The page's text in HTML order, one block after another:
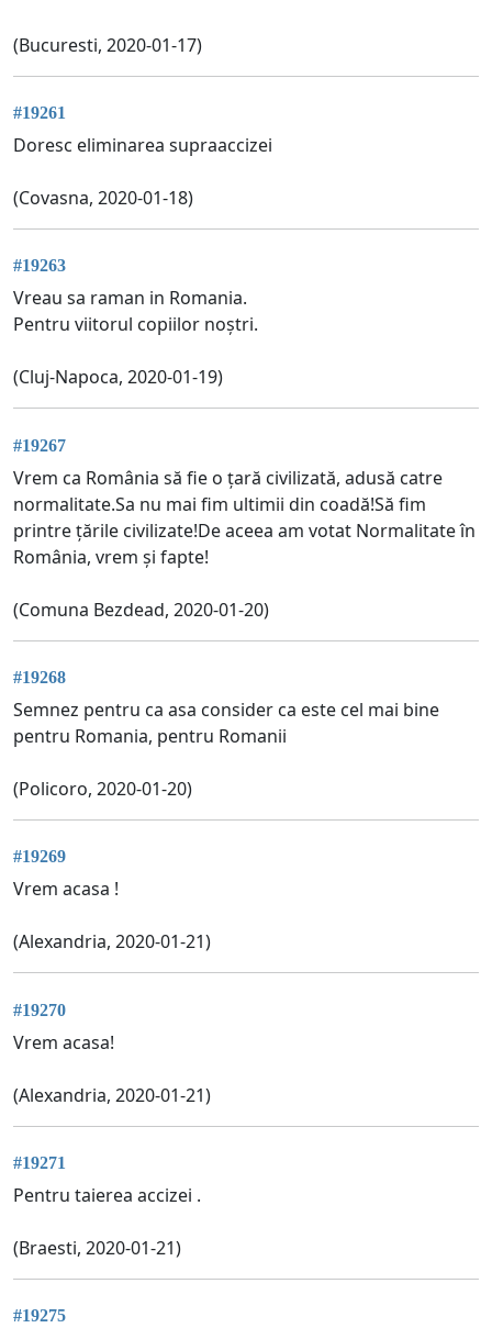
(Bucuresti, 2020-01-17)
#19261
Doresc eliminarea supraaccizei
(Covasna, 2020-01-18)
#19263
Vreau sa raman in Romania.
Pentru viitorul copiilor noștri.
(Cluj-Napoca, 2020-01-19)
#19267
Vrem ca România să fie o țară civilizată, adusă catre
normalitate.Sa nu mai fim ultimii din coadă!Să fim
printre țările civilizate!De aceea am votat Normalitate în
România, vrem și fapte!
(Comuna Bezdead, 2020-01-20)
#19268
Semnez pentru ca asa consider ca este cel mai bine
pentru Romania, pentru Romanii
(Policoro, 2020-01-20)
#19269
Vrem acasa !
(Alexandria, 2020-01-21)
#19270
Vrem acasa!
(Alexandria, 2020-01-21)
#19271
Pentru taierea accizei .
(Braesti, 2020-01-21)
#19275